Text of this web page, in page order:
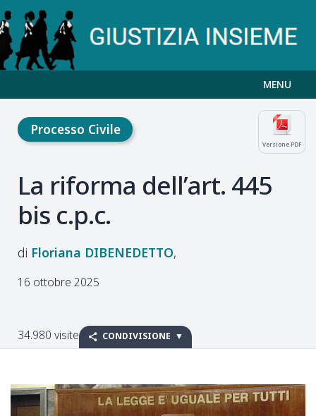
MENU
Versione PDF
Processo Civile
La riforma dell’art. 445
bis c.p.c.
Floriana DIBENEDETTO
16 ottobre 2025
34.980 visite CONDIVISIONE